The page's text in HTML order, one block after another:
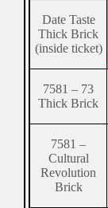
Date Taste
Thick Brick
(inside ticket)
7581 – 73
Thick Brick
7581 –
Cultural
Revolution
Brick